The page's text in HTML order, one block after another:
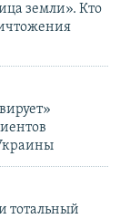
земли». Кто
тотальный